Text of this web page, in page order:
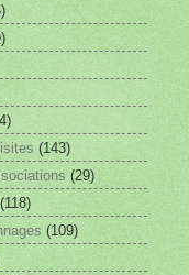
(143)
(29)
(118)
(109)